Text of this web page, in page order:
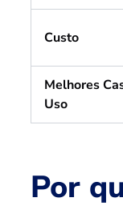
Custo
Melhores
Uso
Por